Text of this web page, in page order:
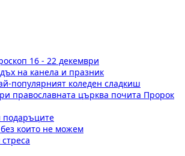
16 - 22 декември
на канела и празник
популярният коледен сладкиш
православната църква почита Пророк
подаръците
които не можем